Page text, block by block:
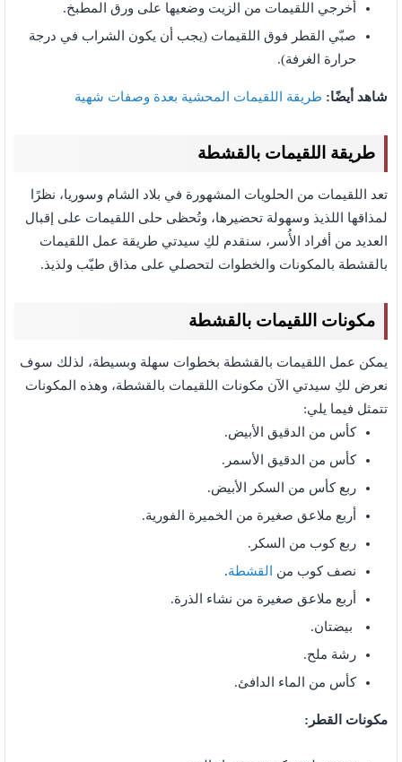
أخرجي اللقيمات من الزيت وضعيها على ورق المطبخ.
صبّي القطر فوق اللقيمات (يجب أن يكون الشراب في درجة
حرارة الغرفة).
شاهد أيضًا: طريقة اللقيمات المحشية بعدة وصفات شهية
طريقة اللقيمات بالقشطة
تعد اللقيمات من الحلويات المشهورة في بلاد الشام وسوريا، نظرًا
لمذاقها اللذيذ وسهولة تحضيرها، وتُحظى حلى اللقيمات على إقبال
العديد من أفراد الأُسر، سنقدم لكِ سيدتي طريقة عمل اللقيمات
بالقشطة بالمكونات والخطوات لتحصلي على مذاق طيّب ولذيذ.
مكونات اللقيمات بالقشطة
يمكن عمل اللقيمات بالقشطة بخطوات سهلة وبسيطة، لذلك سوف
نعرض لكِ سيدتي الآن مكونات اللقيمات بالقشطة، وهذه المكونات
تتمثل فيما يلي:
كأس من الدقيق الأبيض.
كأس من الدقيق الأسمر.
ربع كأس من السكر الأبيض.
أربع ملاعق صغيرة من الخميرة الفورية.
ربع كوب من السكر.
نصف كوب من
القشطة.
أربع ملاعق صغيرة من نشاء الذرة.
بيضتان.
رشة ملح.
كأس من الماء الدافئ.
مكونات القطر: